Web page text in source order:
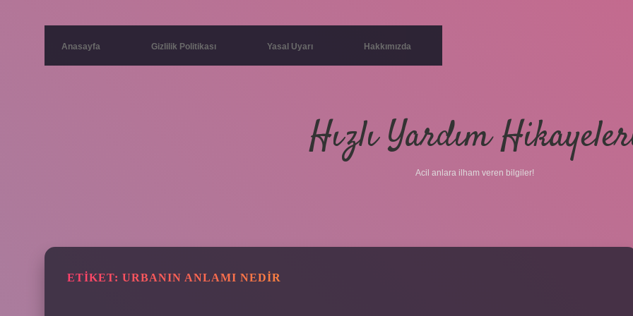
Anasayfa Gizlilik Politikası Yasal Uyarı Hakkımızda
Hızlı Yardım
Acil anlara ilham veren bilgiler!
ETIKET: URBANIN ANLAMI NEDIR